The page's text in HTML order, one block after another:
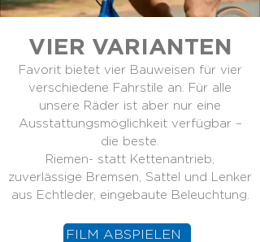
VIER VARIANTEN
Favorit bietet vier Bauweisen für vier
verschiedene Fahrstile an. Für alle
unsere Räder ist aber nur eine
Ausstattungsmöglichkeit verfügbar –
die beste.
Riemen- statt Kettenantrieb,
zuverlässige Bremsen, Sattel und Lenker
aus Echtleder, eingebaute Beleuchtung.
FILM ABSPIELEN